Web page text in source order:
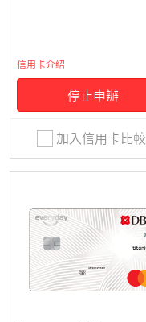
信用卡介紹
停止申辦
加入信用卡比較